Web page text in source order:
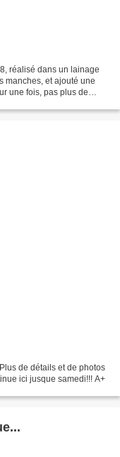
réalisé dans un lainage
manches, et ajouté une
une fois, pas plus de
de détails et de photos
ici jusque samedi!!! A+